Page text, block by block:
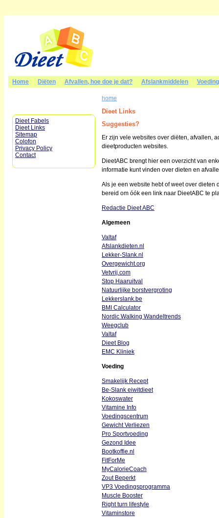
Home Diëten Afvallen, hoe doe je dat? Afslankmiddelen
Dieet Fabels
Dieet Links
Sitemap
Colofon
Privacy Policy
Contact
home
Dieet Links
Suggesties?
Er zijn vele websites over diëten, afvallen,
dieetproducten websites.
DieetABC brengt hier een overzicht van
informatie kunt vinden over dieten en
Als je een website hebt of weet over dieten
bereid om óók een link naar DieetABC te
Redactie Dieet ABC
Algemeen
Valtaf
Afslankdieten.nl
Lekker-Slank.nl
Overgewicht.org
Vetvrij.com
Stop Haaruitval
Natuurlijke borstvergroting
Lekkerslank.be
BMI Calculator
Nordic Walking Wandeltrends
Weegclub
Valtaf
Dieet Blog
EMC Kliniek
Voeding
Smakelijk Recept
Be-Slank eiwitdieet
Kokoswater
Vitamine Info
Voedingscentrum
Gewicht Verliezen
Pro Sportvoeding
Gezond Idee
Bootkoffie.nl
FitForMe
MyCalorieCoach
Zout Beperkt
VP3 Voedingsprogramma
Muscle Booster
Right turn lifestyle
Vitaminstore